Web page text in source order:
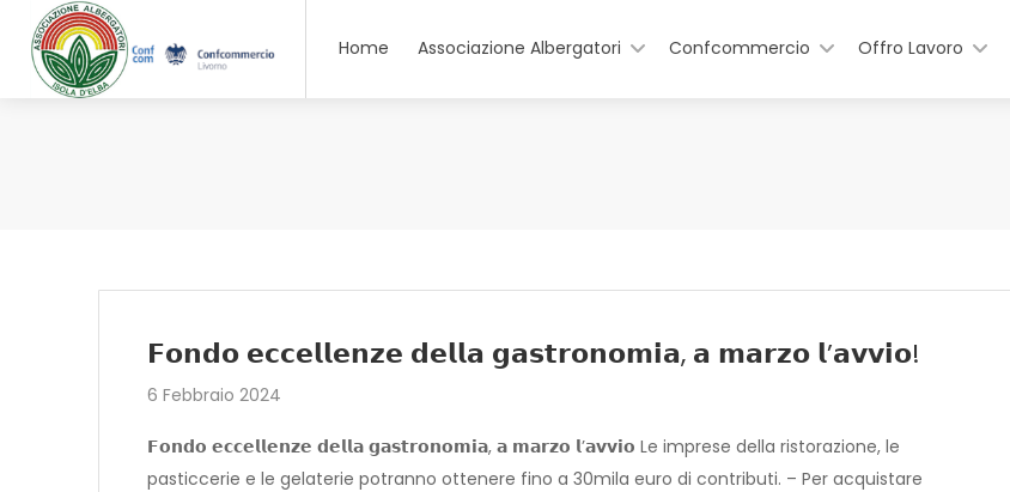
Home Associazione Albergatori Confcommercio Offro Lavoro
𝗙𝗼𝗻𝗱𝗼 𝗲𝗰𝗰𝗲𝗹𝗹𝗲𝗻𝘇𝗲 𝗱𝗲𝗹𝗹𝗮 𝗴𝗮𝘀𝘁𝗿𝗼𝗻𝗼𝗺𝗶𝗮, 𝗮 𝗺𝗮𝗿𝘇𝗼 𝗹’𝗮𝘃𝘃𝗶𝗼!
6 Febbraio 2024
𝗙𝗼𝗻𝗱𝗼 𝗲𝗰𝗰𝗲𝗹𝗹𝗲𝗻𝘇𝗲 𝗱𝗲𝗹𝗹𝗮 𝗴𝗮𝘀𝘁𝗿𝗼𝗻𝗼𝗺𝗶𝗮, 𝗮 𝗺𝗮𝗿𝘇𝗼 𝗹’𝗮𝘃𝘃𝗶𝗼 Le imprese della ristorazione, le
pasticcerie e le gelaterie potranno ottenere fino a 30mila euro di contributi. – Per acquistare